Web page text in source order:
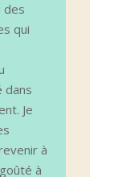
des
qui
dans
Je
à
à